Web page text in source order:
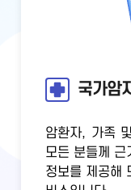
국가암
암환자, 가족
모든 분들께 근
정보를 제공해